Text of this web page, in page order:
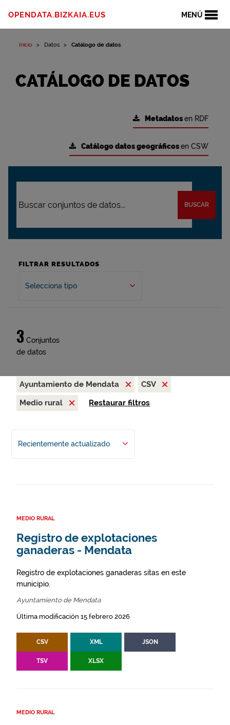
MENÚ
OPENDATA.BIZKAIA.EUS
Inicio Datos Catálogo de datos
CATÁLOGO DE DATOS
Metadatosen RDF
Catálogo datos geográficosen CSW
BUSCAR
FILTRAR RESULTADOS
Selecciona tipo
3 Conjuntos
de datos
Ayuntamiento de Mendata
CSV
Medio rural
Restaurar filtros
Recientemente actualizado
MEDIO RURAL
Registro de explotaciones
ganaderas - Mendata
Registro de explotaciones ganaderas sitas en este
municipio.
Ayuntamiento de Mendata
Última modificación 15 febrero 2026
CSV XML JSON
TSV XLSX
MEDIO RURAL